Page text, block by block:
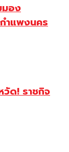
มอง
ำแพงนคร
วัด! ราชกิจ